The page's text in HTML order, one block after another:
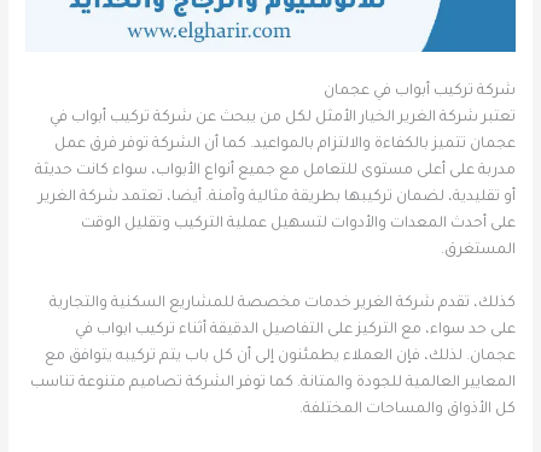
شركة تركيب أبواب في عجمان
تعتبر شركة الغرير الخيار الأمثل لكل من يبحث عن شركة تركيب أبواب في
عجمان تتميز بالكفاءة والالتزام بالمواعيد. كما أن الشركة توفر فرق عمل
مدربة على أعلى مستوى للتعامل مع جميع أنواع الأبواب، سواء كانت حديثة
أو تقليدية، لضمان تركيبها بطريقة مثالية وآمنة. أيضا، تعتمد شركة الغرير
على أحدث المعدات والأدوات لتسهيل عملية التركيب وتقليل الوقت
المستغرق.
كذلك، تقدم شركة الغرير خدمات مخصصة للمشاريع السكنية والتجارية
على حد سواء، مع التركيز على التفاصيل الدقيقة أثناء تركيب ابواب في
عجمان. لذلك، فإن العملاء يطمئنون إلى أن كل باب يتم تركيبه يتوافق مع
المعايير العالمية للجودة والمتانة. كما توفر الشركة تصاميم متنوعة تناسب
كل الأذواق والمساحات المختلفة.